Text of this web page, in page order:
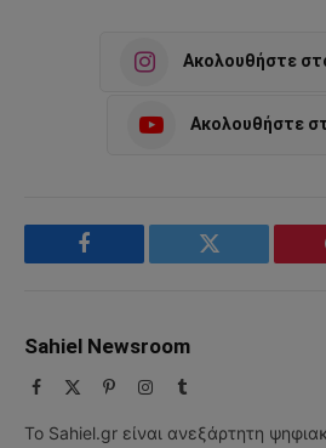
Ακολουθήστε
Ακολουθήστε
Facebook Twitter
Sahiel Newsroom
Facebook PinterestInstagram
Tumblr
Το Sahiel.gr είναι ανεξάρτητη